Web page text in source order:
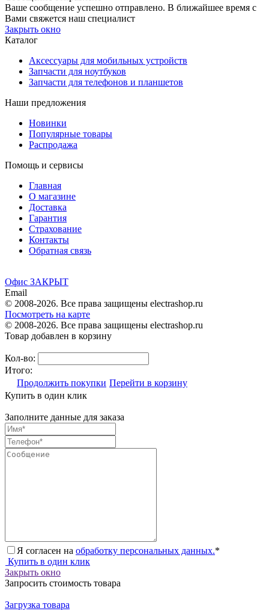
Ваше сообщение успешно отправлено. В ближайшее время с
Вами свяжется наш специалист
Закрыть окно
Каталог
Аксессуары для мобильных устройств
Запчасти для ноутбуков
Запчасти для телефонов и планшетов
Наши предложения
Новинки
Популярные товары
Распродажа
Помощь и сервисы
Главная
О магазине
Доставка
Гарантия
Страхование
Контакты
Обратная связь
Офис ЗАКРЫТ
Email
© 2008-2026. Все права защищены electrashop.ru
Посмотреть на карте
© 2008-2026. Все права защищены electrashop.ru
Товар добавлен в корзину
Кол-во:
Итого:
Продолжить покупки Перейти в корзину
Купить в один клик
Заполните данные для заказа
Я согласен на обработку персональных данных.*
Купить в один клик
Закрыть окно
Запросить стоимость товара
Загрузка товара